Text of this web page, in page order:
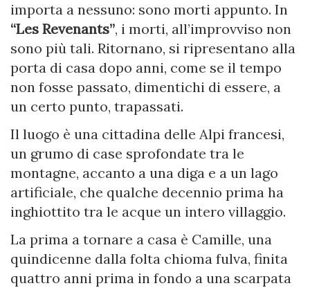
importa a nessuno: sono morti appunto. In
“Les Revenants”, i morti, all’improvviso non
sono più tali. Ritornano, si ripresentano alla
porta di casa dopo anni, come se il tempo
non fosse passato, dimentichi di essere, a
un certo punto, trapassati.
Il luogo è una cittadina delle Alpi francesi,
un grumo di case sprofondate tra le
montagne, accanto a una diga e a un lago
artificiale, che qualche decennio prima ha
inghiottito tra le acque un intero villaggio.
La prima a tornare a casa è Camille, una
quindicenne dalla folta chioma fulva, finita
quattro anni prima in fondo a una scarpata